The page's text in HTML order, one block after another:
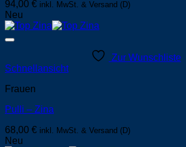
94,00 € inkl. MwSt. & Versand (D)
Neu
Zur Wunschliste
Schnellansicht
Frauen
Pulli – Zina
68,00 € inkl. MwSt. & Versand (D)
Neu